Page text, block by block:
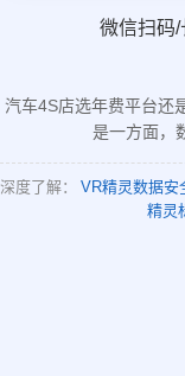
微信扫码
汽车4S店选年费平台还
是一方面，
深度了解： VR精灵数据安
精灵